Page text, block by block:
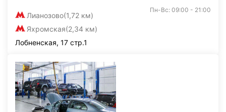
Лианозово(1,72 км)
Яхромская(2,34 км)
Пн-Вс: 09:00 - 21:00
Лобненская, 17 стр.1